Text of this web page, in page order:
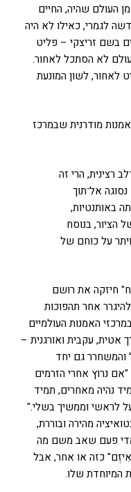
העולם שהיה, החיים
לגמרי, כאילו לא היה
בשם זריצקי – פליט
לא הסתכל לאחור.
לאחור, לשון המונעת
מודרנית שבמרכז
רצינית, הרי זה
אל־תוך
באותנטיות,
הציור, בנוסח
חיזקה את רושם
אחר תהפוכות
האמנות העולמיים
אטית, עקבית ואורגנית –
והמשחרר גם יחד
נרוץ אחרי הזרמים
נהיה מאחרים, תמיד
לראשי וממשיך בשלי."
מהירה ובוררת,
ומדי פעם שאב משם מה
כזה או אחר, אבל
המיוחדת שלו.